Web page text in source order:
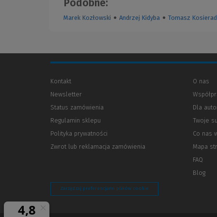
Podobne:
Marek Kozłowski ● Andrzej Kidyba ● Tomasz
Kontakt
Newsletter
Status zamówienia
Regulamin sklepu
Polityka prywatności
innej
Zwrot lub reklamacja zamówienia
O nas
Dla
Twoje
Co nas
Mapa
FAQ
Blog
Zarządzaj preferencjami plików cookie